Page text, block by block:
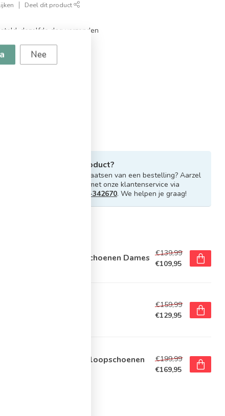
Deel dit product
dezelfde dag verzonden
je vragen over dit product?
heb je hulp nodig bij het plaatsen van een bestelling? Aarzel
om contact op te nemen met onze klantenservice via
0492-342670. We helpen je graag!
Pegasus 42 Hardloopschoenen Dames
€139,99
€109,95
€159,99
€129,95
Glycerin Max 2 Hardloopschoenen
€199,99
€169,95
Nee